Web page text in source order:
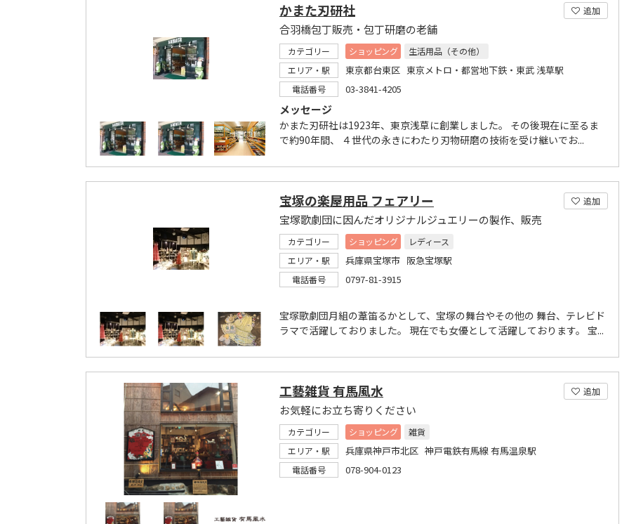
追加
かまた刃研社
合羽橋包丁販売・包丁研磨の老舗
カテゴリー ショッピング
生活用品（その他）
エリア・駅
東京都台東区 東京メトロ・都営地下鉄・東武 浅草駅
電話番号 03-3841-4205
メッセージ
かまた刃研社は1923年、東京浅草に創業しました。 その後現在に至るま
で約90年間、 ４世代の永きにわたり刃物研磨の技術を受け継いでお...
追加
宝塚の楽屋用品 フェアリー
宝塚歌劇団に因んだオリジナルジュエリーの製作、販売
カテゴリー ショッピング
レディース
エリア・駅
兵庫県宝塚市 阪急宝塚駅
電話番号 0797-81-3915
宝塚歌劇団月組の葦笛るかとして、宝塚の舞台やその他の 舞台、テレビド
ラマで活躍しておりました。 現在でも女優として活躍しております。 宝...
追加
工藝雑貨 有馬風水
お気軽にお立ち寄りください
カテゴリー ショッピング
雑貨
エリア・駅
兵庫県神戸市北区 神戸電鉄有馬線 有馬温泉駅
電話番号 078-904-0123